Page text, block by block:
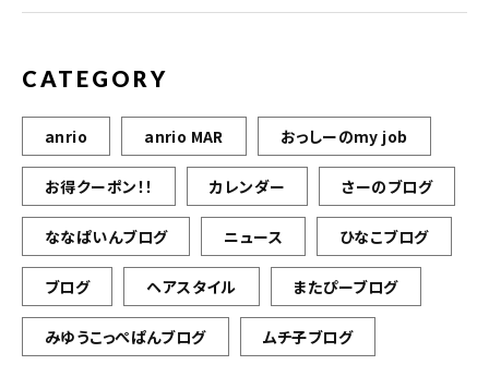
CATEGORY
anrio anrio MAR おっしーのmy job
お得クーポン！！ カレンダー さーのブログ
ななぱいんブログ ニュース ひなこブログ
ブログ ヘアスタイル またぴーブログ
みゆうこっぺぱんブログ ムチ子ブログ